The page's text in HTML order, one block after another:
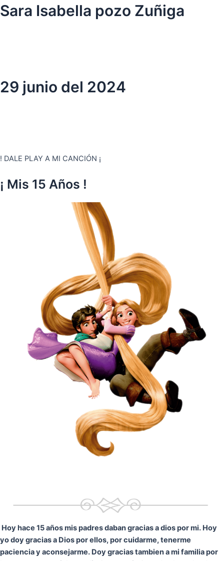
Ir
al
Sara Isabella pozo Zuñiga
29 junio del 2024
! DALE PLAY A MI CANCIÓN ¡
¡ Mis 15 Años !
Hoy hace 15 años mis padres daban gracias a dios por mi. Hoy
yo doy gracias a Dios por ellos, por cuidarme, tenerme
paciencia y aconsejarme. Doy gracias tambien a mi familia por